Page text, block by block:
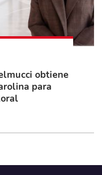
obtiene
para